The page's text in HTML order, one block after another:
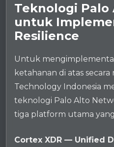
Teknologi
untuk
Resilience
Untuk
ketahanan di atas secara
Technology Indonesia
teknologi Palo Alto
tiga platform utama
Cortex XDR — Unified